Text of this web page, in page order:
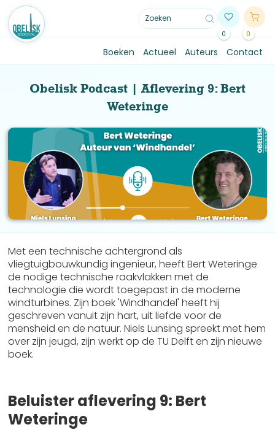
0 0
Boeken Actueel Auteurs Contact
Obelisk Podcast | Aflevering 9: Bert
Weteringe
Met een technische achtergrond als
vliegtuigbouwkundig ingenieur, heeft Bert Weteringe
de nodige technische raakvlakken met de
technologie die wordt toegepast in de moderne
windturbines. Zijn boek 'Windhandel' heeft hij
geschreven vanuit zijn hart, uit liefde voor de
mensheid en de natuur. Niels Lunsing spreekt met hem
over zijn jeugd, zijn werkt op de TU Delft en zijn nieuwe
boek.
Beluister aflevering 9: Bert
Weteringe